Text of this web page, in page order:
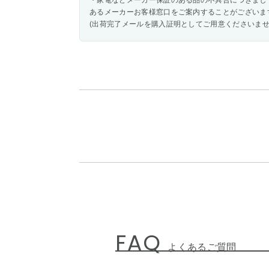
あるメーカーお客様窓口をご案内することがございま
(出荷完了メールを購入証明としてご用意くださいま
FAQ よくあるご質問